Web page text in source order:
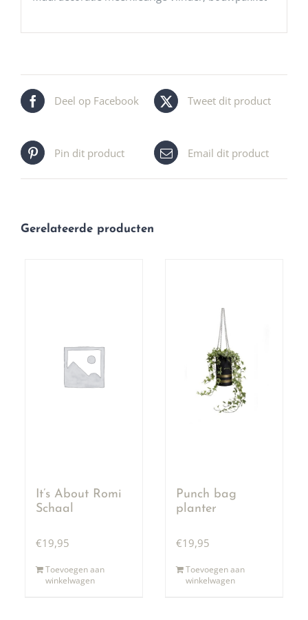
Deel op Facebook Tweet dit product
Pin dit product Email dit product
Gerelateerde producten
It’s About Romi
Schaal
€19,95
Toevoegen aan
winkelwagen
Punch bag
planter
€19,95
Toevoegen aan
winkelwagen